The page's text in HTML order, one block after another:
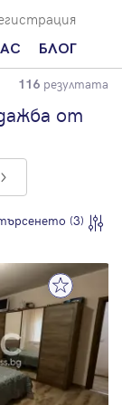
БЛОГ
За продавачи
За купувачи
Ипотечно
наемодатели
наематели
Анализ на
пазара
Новини
116 резултата
от
(3)